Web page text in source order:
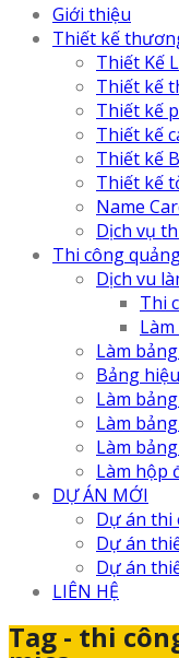
Giới thiệu
Thiết kế
Thiết Kế
Thiết kế
Thiết kế
Thiết kế
Thiết kế
Thiết kế
Name
Dịch vụ
Thi công
Dịch vu
Thi
Làm
Bảng
Làm
Làm
Làm
Làm hộp
DỰ ÁN MỚI
Dự án thi
Dự án
Dự án
LIÊN HỆ
Tag - thi